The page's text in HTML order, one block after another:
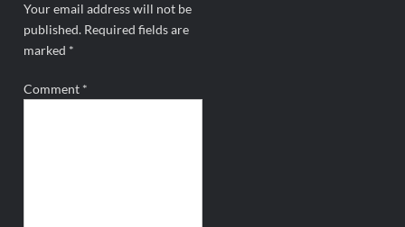
Your email address will not be
published. Required fields are
marked *
Comment *